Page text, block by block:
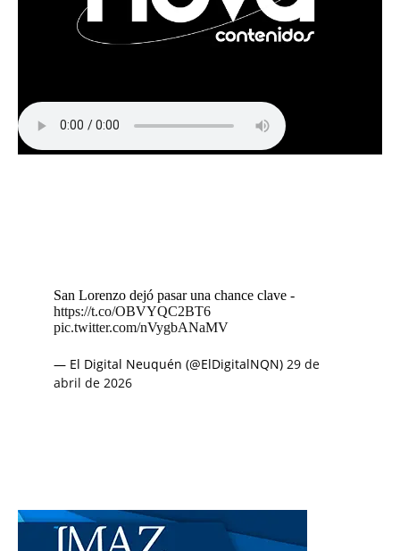
San Lorenzo dejó pasar una chance clave -
https://t.co/OBVYQC2BT6
pic.twitter.com/nVygbANaMV
— El Digital Neuquén (@ElDigitalNQN) 29 de
abril de 2026